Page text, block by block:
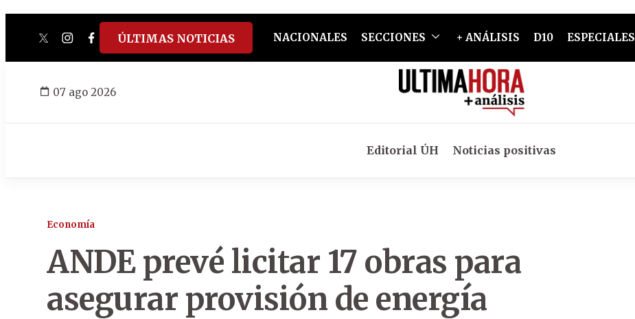
twitterinstagram
facebook
tiktokyoutube
spotify
ÚLTIMAS NOTICIAS NACIONALES SECCIONES + ANÁLISIS D10 ESPECIALES
07 ago 2026
Editorial ÚH Noticias positivas
Economía
ANDE prevé licitar 17 obras para
asegurar provisión de energía